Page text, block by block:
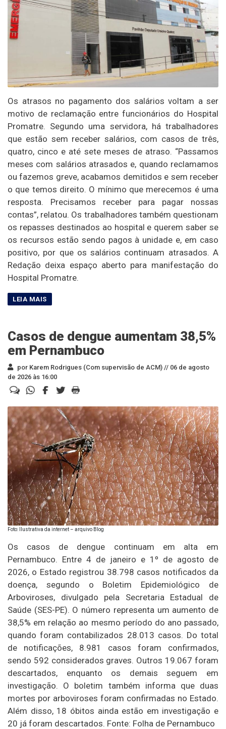
Os atrasos no pagamento dos salários voltam a ser
motivo de reclamação entre funcionários do Hospital
Promatre. Segundo uma servidora, há trabalhadores
que estão sem receber salários, com casos de três,
quatro, cinco e até sete meses de atraso. “Passamos
meses com salários atrasados e, quando reclamamos
ou fazemos greve, acabamos demitidos e sem receber
o que temos direito. O mínimo que merecemos é uma
resposta. Precisamos receber para pagar nossas
contas”, relatou. Os trabalhadores também questionam
os repasses destinados ao hospital e querem saber se
os recursos estão sendo pagos à unidade e, em caso
positivo, por que os salários continuam atrasados. A
Redação deixa espaço aberto para manifestação do
Hospital Promatre.
Casos de dengue aumentam 38,5%
em Pernambuco
por Karem Rodrigues (Com supervisão de ACM) // 06 de agosto
de 2026 às 16:00
Foto: Ilustrativa da internet – arquivo Blog
Os casos de dengue continuam em alta em
Pernambuco. Entre 4 de janeiro e 1º de agosto de
2026, o Estado registrou 38.798 casos notificados da
doença, segundo o Boletim Epidemiológico de
Arboviroses, divulgado pela Secretaria Estadual de
Saúde (SES-PE). O número representa um aumento de
38,5% em relação ao mesmo período do ano passado,
quando foram contabilizados 28.013 casos. Do total
de notificações, 8.981 casos foram confirmados,
sendo 592 considerados graves. Outros 19.067 foram
descartados, enquanto os demais seguem em
investigação. O boletim também informa que duas
mortes por arboviroses foram confirmadas no Estado.
Além disso, 18 óbitos ainda estão em investigação e
20 já foram descartados. Fonte: Folha de Pernambuco